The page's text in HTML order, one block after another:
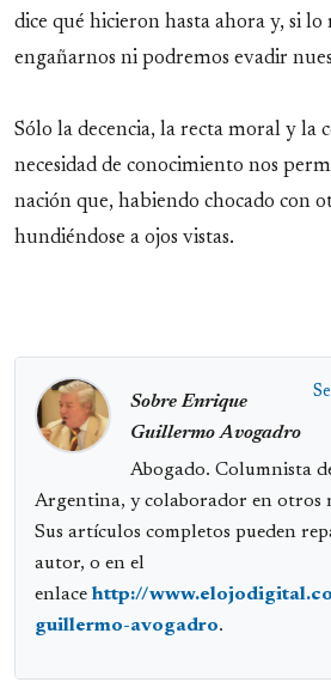
dice qué hicieron hasta ahora y, si
engañarnos ni podremos evadir
Sólo la decencia, la recta moral y la
necesidad de conocimiento nos
nación que, habiendo chocado con
hundiéndose a ojos vistas.
Sobre Enrique
Guillermo Avogadro
Abogado. Columnista
Argentina, y colaborador en otros
Sus artículos completos pueden
autor, o en el
enlace http://
guillermo-avogadro.